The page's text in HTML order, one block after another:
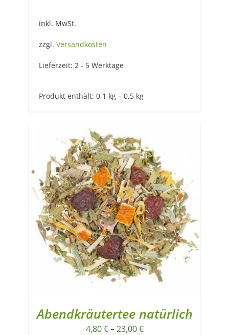
inkl. MwSt.
zzgl. Versandkosten
Lieferzeit: 2 - 5 Werktage
Produkt enthält: 0,1 kg – 0,5 kg
Abendkräutertee natürlich
4,80€–23,00€